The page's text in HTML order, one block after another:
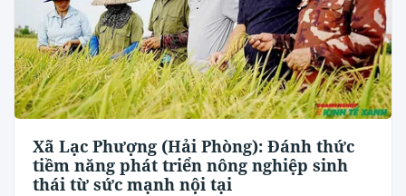
Xã Lạc Phượng (Hải Phòng): Đánh thức
tiềm năng phát triển nông nghiệp sinh
thái từ sức mạnh nội tại